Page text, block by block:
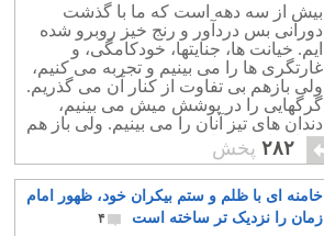
بیش از سه دهه است که ما با گذشت
دورانی بس دردآور و رنج خیز روبرو شده
ایم. خیانت ها، جنایتها، خودکامگی، و
غارتگری ها را می بینیم و تجربه می کنیم،
ولی بازهم بی تفاوت از کنار آن می گذریم.
گرگهایی را در پوشش میش می بینیم،
دندان های تیز آنان را می بینیم. ولی باز هم
بی اعتناء می مانیم.
۲۸۲ پخش
خامنه ای با ظلم و ستم بیکران خود، ظهور امام
زمان را نزدیک تر ساخته است
۴